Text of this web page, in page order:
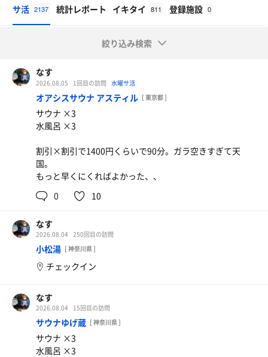
サ活 2137 統計レポート イキタイ 811 登録施設 0
絞り込み検索
なす
2026.08.05 1回目の訪問 水曜サ活
オアシスサウナ アスティル [ 東京都 ]
サウナ ×3
水風呂 ×3
割引×割引で1400円くらいで90分。ガラ空きすぎて天
国。
もっと早くにくればよかった、、
0
10
なす
2026.08.04 250回目の訪問
小松湯 [ 神奈川県 ]
チェックイン
なす
2026.08.04 15回目の訪問
サウナゆげ蔵 [ 神奈川県 ]
サウナ ×3
水風呂 ×3